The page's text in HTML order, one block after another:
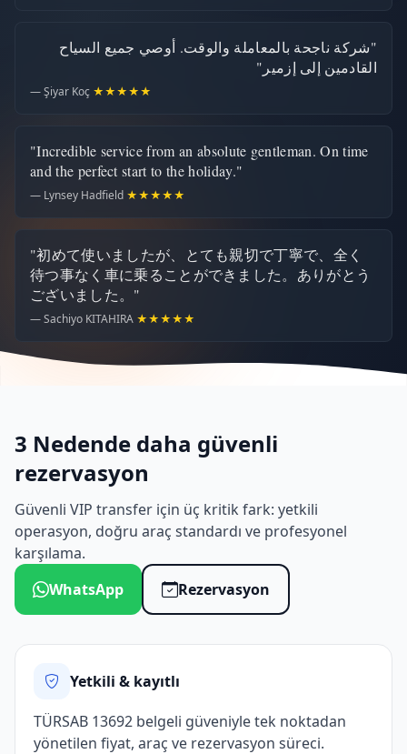
"شركة ناجحة بالمعاملة والوقت. أوصي جميع السياح
القادمين إلى إزمير"
— Şiyar Koç ★★★★★
"Incredible service from an absolute gentleman. On time
and the perfect start to the holiday."
— Lynsey Hadfield ★★★★★
"初めて使いましたが、とても親切で丁寧で、全く
待つ事なく車に乗ることができました。ありがとう
ございました。"
— Sachiyo KITAHIRA ★★★★★
3 Nedende daha güvenli
rezervasyon
Güvenli VIP transfer için üç kritik fark: yetkili
operasyon, doğru araç standardı ve profesyonel
karşılama.
WhatsApp
Rezervasyon
Yetkili & kayıtlı
TÜRSAB 13692 belgeli güveniyle tek noktadan
yönetilen fiyat, araç ve rezervasyon süreci.